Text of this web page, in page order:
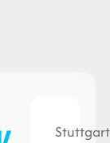
Stuttgart